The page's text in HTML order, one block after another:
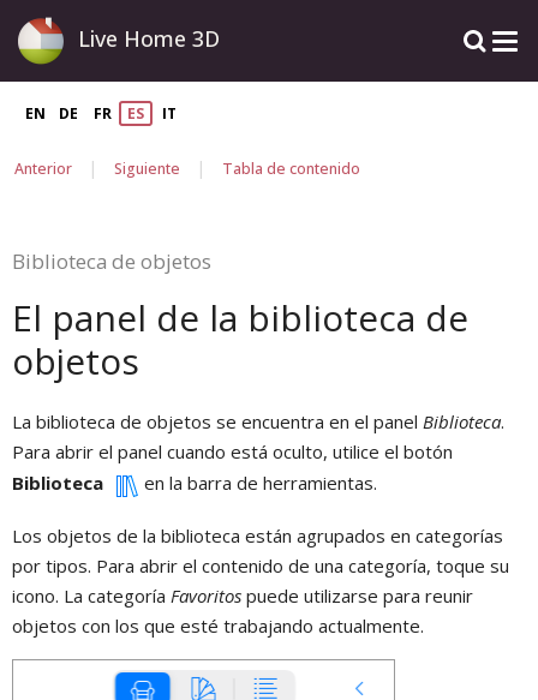
Live Home 3D
EN DE FR ES IT
Anterior | Siguiente | Tabla de contenido
Biblioteca de objetos
El panel de la biblioteca de
objetos
La biblioteca de objetos se encuentra en el panel Biblioteca.
Para abrir el panel cuando está oculto, utilice el botón
Biblioteca
en la barra de herramientas.
Los objetos de la biblioteca están agrupados en categorías
por tipos. Para abrir el contenido de una categoría, toque su
icono. La categoría Favoritos puede utilizarse para reunir
objetos con los que esté trabajando actualmente.